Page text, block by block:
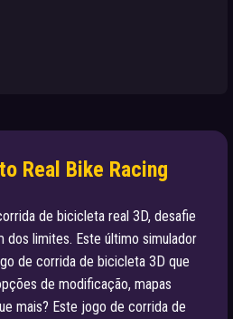
Real Bike Racing
de bicicleta real 3D, desafie
dos limites. Este último simulador
de corrida de bicicleta 3D que
de modificação, mapas
mais? Este jogo de corrida de